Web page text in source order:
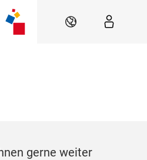
DE
gerne weiter